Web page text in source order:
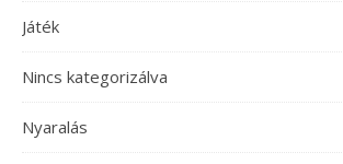
Játék
Nincs kategorizálva
Nyaralás